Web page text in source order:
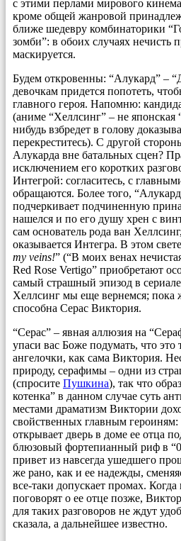
с этими перлами мирового
кроме общей жанровой
ближе шедевру комбинаторики
зомби”: в обоих случаях нечисть
маскируется.
Будем откровенны: “Алукард” –
девочкам придется попотеть,
главного героя. Напомню:
(аниме “Хеллсинг” – не
нибудь взбредет в голову
перекреститесь). С другой
Алукарда вне батальных сцен?
исключением его коротких
Интегрой: согласитесь, с
обращаются. Более того,
подчеркивает подчиненную
нашелся и по его душу хрен с
сам основатель рода ван
оказывается Интегра. В этом
my veins!” (“В моих венах
Red Rose Vertigo” приобретают
самый страшный эпизод в
Хеллсинг мы еще вернемся; пока
способна Серас Виктория.
“Серас” – явная аллюзия на
упаси вас Боже подумать, что
ангелочки, как сама Виктория.
природу, серафимы – одни из
(спросите Пушкина), так что
котенка” в данном случае суть
местами драматизм Виктории
свойственных главным героиням:
открывает дверь в доме ее отца
блюзовый фортепианный риф в
привет из навсегда ушедшего
же рано, как и ее надежды,
все-таки допускает промах.
поговорят о ее отце позже,
для таких разговоров не ждут
сказала, а дальнейшее известно.